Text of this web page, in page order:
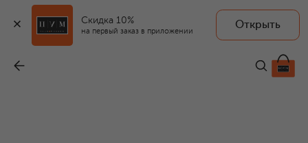
Скидка 10%
на первый заказ в приложении
Открыть
7 875 ₽